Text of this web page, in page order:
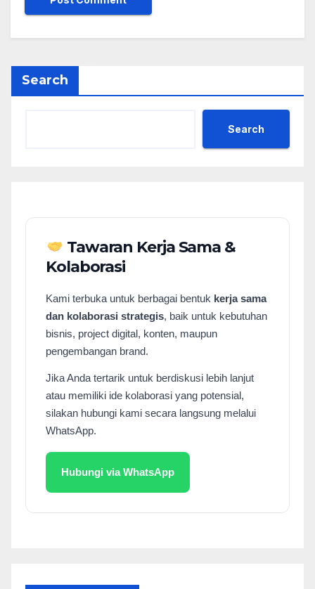
Search
Search
Tawaran Kerja Sama &
Kolaborasi
Kami terbuka untuk berbagai bentuk kerja sama
dan kolaborasi strategis, baik untuk kebutuhan
bisnis, project digital, konten, maupun
pengembangan brand.
Jika Anda tertarik untuk berdiskusi lebih lanjut
atau memiliki ide kolaborasi yang potensial,
silakan hubungi kami secara langsung melalui
WhatsApp.
Hubungi via WhatsApp